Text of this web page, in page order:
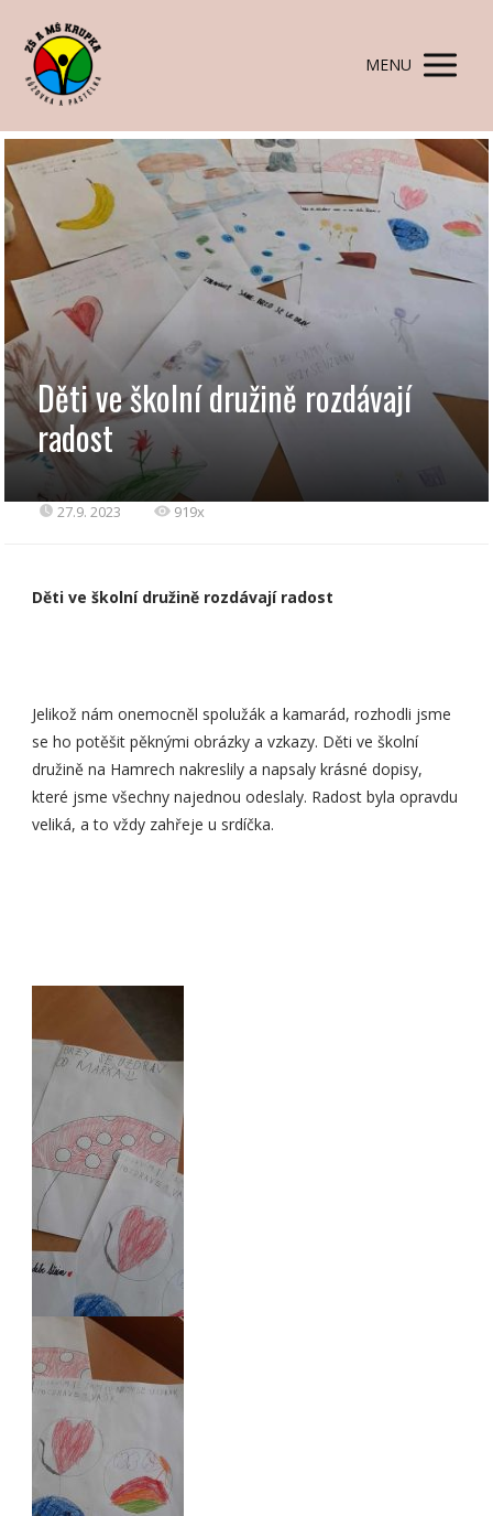
MENU
Děti ve školní družině rozdávají
radost
27.9. 2023 919x
Děti ve školní družině rozdávají radost
Jelikož nám onemocněl spolužák a kamarád, rozhodli jsme
se ho potěšit pěknými obrázky a vzkazy. Děti ve školní
družině na Hamrech nakreslily a napsaly krásné dopisy,
které jsme všechny najednou odeslaly. Radost byla opravdu
veliká, a to vždy zahřeje u srdíčka.